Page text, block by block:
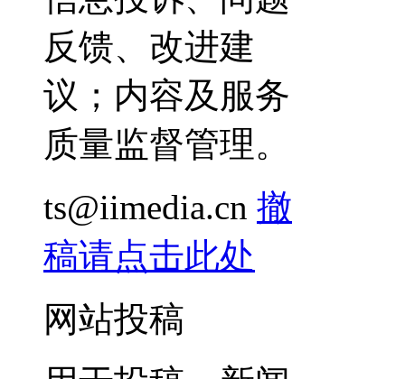
反馈、改进建
议；内容及服务
质量监督管理。
ts@iimedia.cn 撤
稿请点击此处
网站投稿